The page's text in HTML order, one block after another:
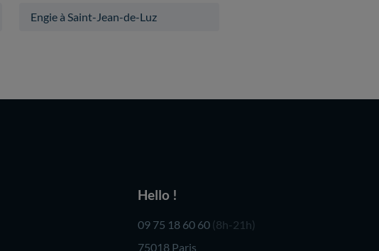
Engie à Saint-Jean-de-Luz
Hello !
09 75 18 60 60 (8h-21h)
75018 Paris